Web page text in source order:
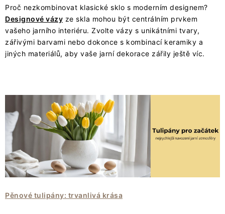
Proč nezkombinovat klasické sklo s moderním designem?
Designové vázy ze skla mohou být centrálním prvkem
vašeho jarního interiéru. Zvolte vázy s unikátními tvary,
zářivými barvami nebo dokonce s kombinací keramiky a
jiných materiálů, aby vaše jarní dekorace zářily ještě víc.
Pěnové tulipány: trvanlivá krása